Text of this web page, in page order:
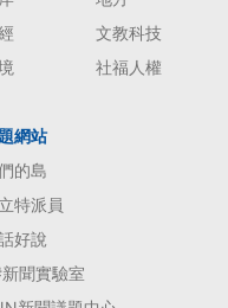
文教科技
社福人權
網站
的島
特派員
好說
聞實驗室